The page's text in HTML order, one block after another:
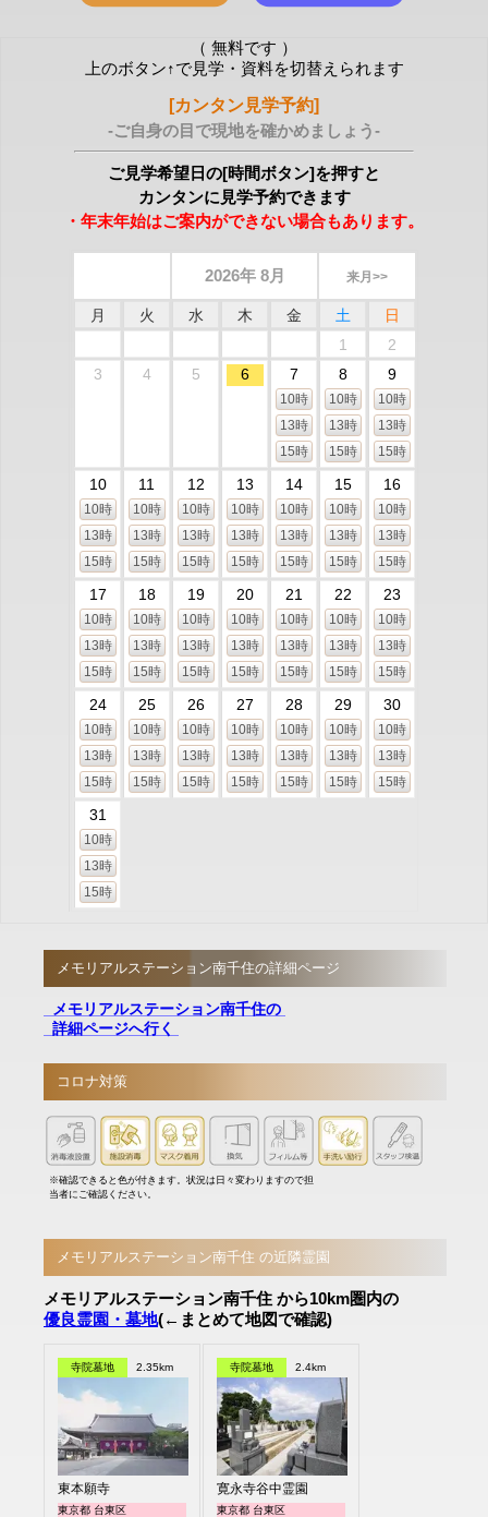
（ 無料です ）
上のボタン↑で見学・資料を切替えられます
[カンタン見学予約]
-ご自身の目で現地を確かめましょう-
ご見学希望日の[時間ボタン]を押すと
カンタンに見学予約できます
・年末年始はご案内ができない場合もあります。
2026年 8月 来月>>
月 火 水 木 金 土
日
1
2
3
4 5 6 7
10時
13時
15時
8
10時
13時
15時
9
10時
13時
15時
10
10時
13時
15時
11
10時
13時
15時
12
10時
13時
15時
13
10時
13時
15時
14
10時
13時
15時
15
10時
13時
15時
16
10時
13時
15時
17
10時
13時
15時
18
10時
13時
15時
19
10時
13時
15時
20
10時
13時
15時
21
10時
13時
15時
22
10時
13時
15時
23
10時
13時
15時
24
10時
13時
15時
25
10時
13時
15時
26
10時
13時
15時
27
10時
13時
15時
28
10時
13時
15時
29
10時
13時
15時
30
10時
13時
15時
31
10時
13時
15時
メモリアルステーション南千住の詳細ページ
メモリアルステーション南千住の
詳細ページへ行く
コロナ対策
※確認できると色が付きます。状況は日々変わりますので担
当者にご確認ください。
メモリアルステーション南千住 の近隣霊園
メモリアルステーション南千住 から10km圏内の
優良霊園・墓地(←まとめて地図で確認)
寺院墓地 2.35km
東本願寺
東京都 台東区
寺院墓地 2.4km
寛永寺谷中霊園
東京都 台東区